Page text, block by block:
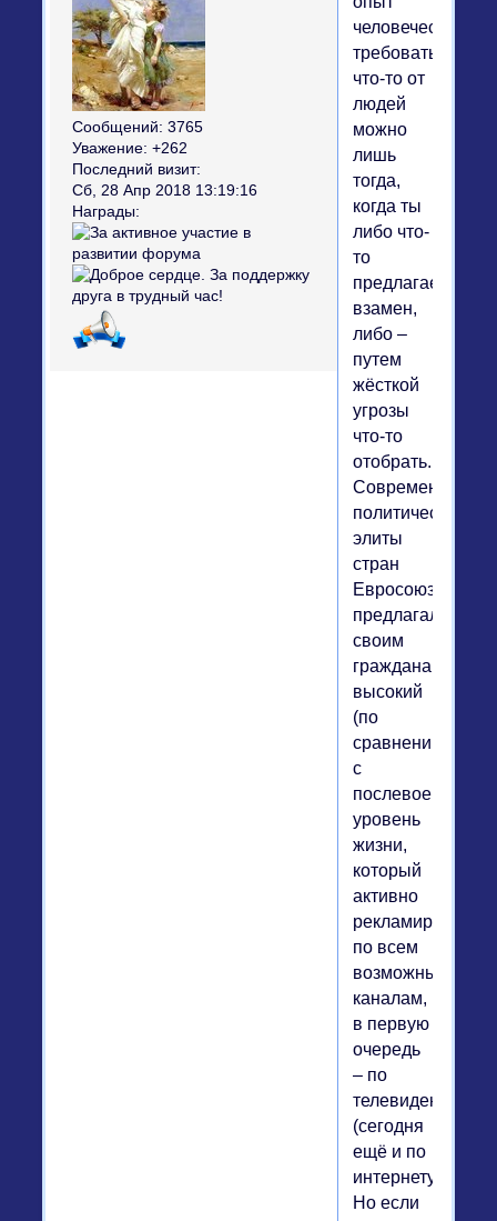
Сообщений: 3765
Уважение: +262
Последний визит:
Сб, 28 Апр 2018 13:19:16
Награды:
человечества,
требовать
что-то от
людей
можно
лишь
тогда,
когда ты
либо что-
то
предлагаешь
взамен,
либо –
путем
жёсткой
угрозы
что-то
отобрать.
Современные
политические
элиты
стран
Евросоюза
предлагали
своим
гражданам
высокий
(по
сравнению
с
послевоенным)
уровень
жизни,
который
активно
рекламировался
по всем
возможным
каналам,
в первую
очередь
– по
телевидению
(сегодня
ещё и по
интернету).
Но если